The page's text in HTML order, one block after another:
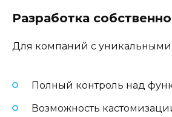
Разработка
Для компаний с уникальными
Полный контроль над
Возможность